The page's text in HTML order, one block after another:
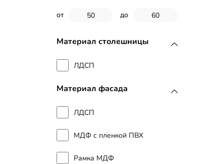
от до
Материал столешницы
ЛДСП
Материал фасада
ЛДСП
МДФ с пленкой ПВХ
Рамка МДФ